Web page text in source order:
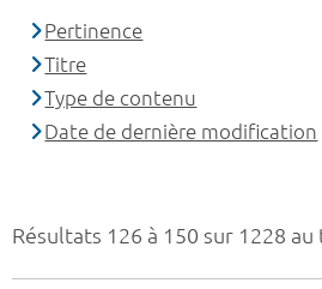
Résultats 126 à 150 sur 1228 au
Pertinence
Titre
Type de contenu
Date de dernière modification